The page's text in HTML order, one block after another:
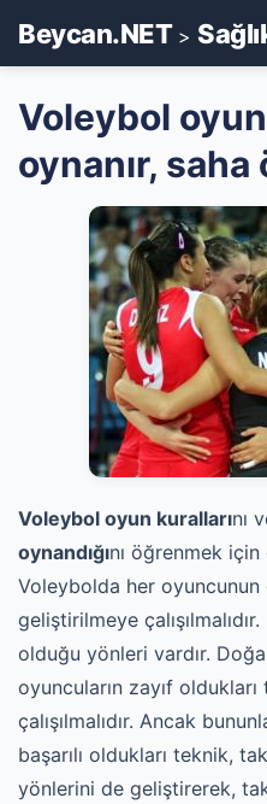
Beycan.NET>
Voleybol oyun
oynanır,
Voleybol oyun kurallarını
oynandığını öğrenmek
Voleybolda her
geliştirilmeye
olduğu yönleri vardır.
oyuncuların zayıf
çalışılmalıdır. Ancak
başarılı oldukları teknik,
yönlerini de geliştirerek,